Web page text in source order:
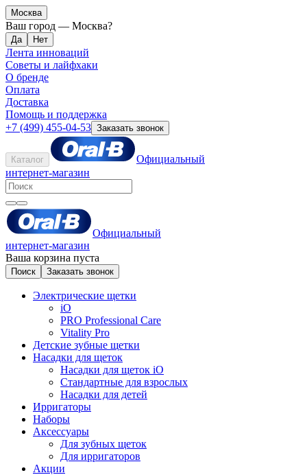
Москва
Ваш город — Москва?
Лента инноваций
Советы и лайфхаки
О бренде
Оплата
Доставка
Помощь и поддержка
+7 (499) 455-04-53 Заказать звонок
Каталог
Официальный
интернет-магазин
Официальный
интернет-магазин
Ваша корзина пуста
Поиск Заказать звонок
Электрические щетки
iO
PRO Professional Care
Vitality Pro
Детские зубные щетки
Насадки для щеток
Насадки для щеток iO
Стандартные для взрослых
Насадки для детей
Ирригаторы
Наборы
Аксессуары
Для зубных щеток
Для ирригаторов
Акции